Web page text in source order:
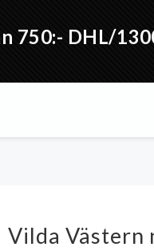
750:- DHL/
Vilda Västern